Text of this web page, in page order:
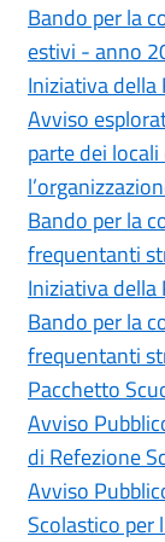
Bando per la
estivi - anno
Iniziativa della
Avviso
parte dei
Bando per la
frequentanti
Iniziativa della
Bando per la
frequentanti
Pacchetto
Avviso
di Refezione
Avviso
Scolastico